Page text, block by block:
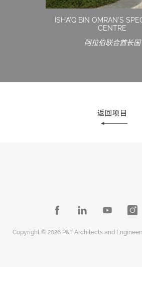
ISHA’Q BIN OMRAN’S
CENTRE
阿拉伯联合酋长国
返回项目
Copyright © 2026 P&T Architects and